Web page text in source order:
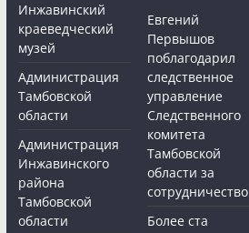
Инжавинский
краеведческий
музей
Администрация
Тамбовской
области
Администрация
Инжавинского
района
Тамбовской
области
Евгений
Первышов
поблагодарил
следственное
управление
Следственного
комитета
Тамбовской
области за
сотрудничество
Более ста